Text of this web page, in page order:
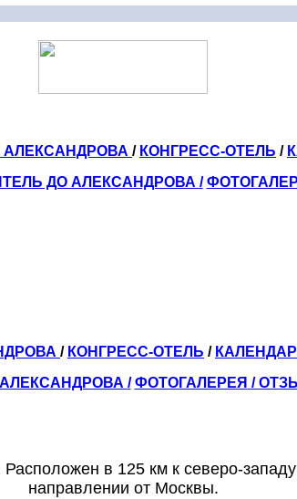
/ КОНГРЕСС-ОТЕЛЬ /
ДО АЛЕКСАНДРОВА /
/ КОНГРЕСС-ОТЕЛЬ /
/ ФОТОГАЛЕРЕЯ /
в 125 км к северо-
направлении от Москвы.